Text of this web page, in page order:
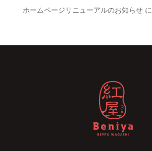
ホームページリニューアルのお知らせに